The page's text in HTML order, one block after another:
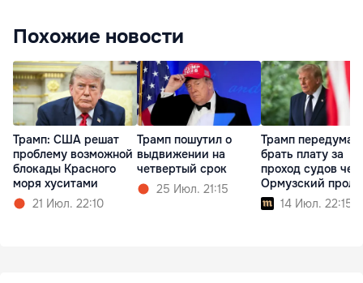
Похожие новости
Трамп: США решат
проблему возможной
блокады Красного
моря хуситами
21 Июл. 22:10
Трамп пошутил о
выдвижении на
четвертый срок
25 Июл. 21:15
Трамп передумал
брать плату за
проход судов
Ормузский
14 Июл. 22:15